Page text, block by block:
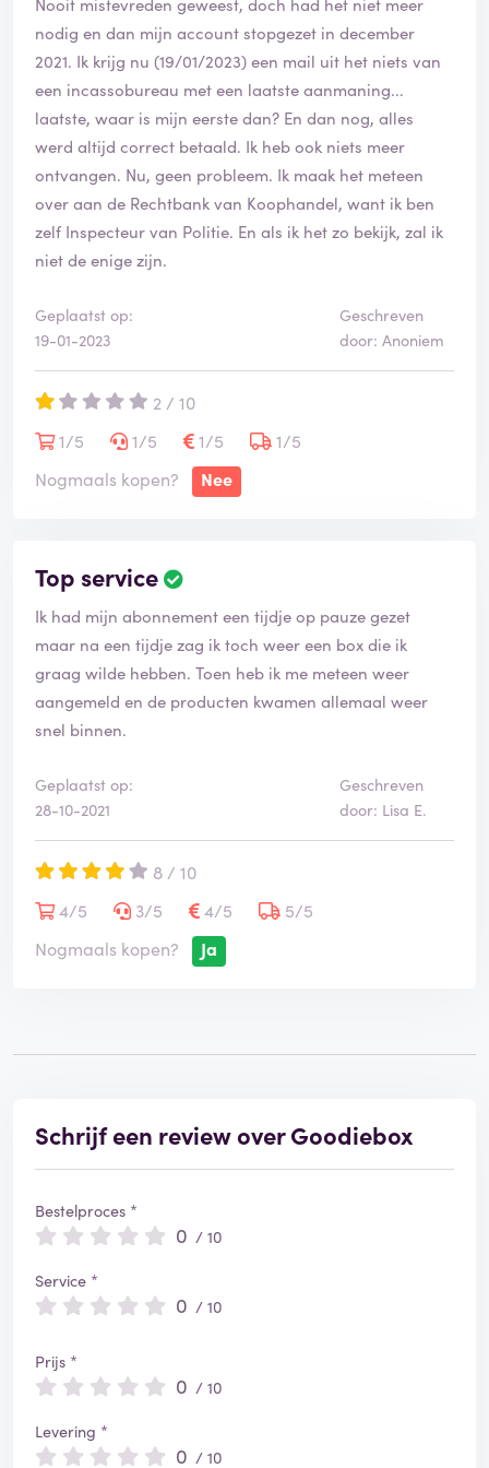
nodig en dan mijn account stopgezet in december
2021. Ik krijg nu (19/01/2023) een mail uit het niets van
een incassobureau met een laatste aanmaning...
laatste, waar is mijn eerste dan? En dan nog, alles
werd altijd correct betaald. Ik heb ook niets meer
ontvangen. Nu, geen probleem. Ik maak het meteen
over aan de Rechtbank van Koophandel, want ik ben
zelf Inspecteur van Politie. En als ik het zo bekijk, zal ik
niet de enige zijn.
Geplaatst op:
19-01-2023
Geschreven
door: Anoniem
2 / 10
1/5
1/5 1/5
1/5
Nogmaals kopen?
Nee
Top service
Ik had mijn abonnement een tijdje op pauze gezet
maar na een tijdje zag ik toch weer een box die ik
graag wilde hebben. Toen heb ik me meteen weer
aangemeld en de producten kwamen allemaal weer
snel binnen.
Geplaatst op:
28-10-2021
Geschreven
door: Lisa E.
8 / 10
4/5
3/5 4/5
5/5
Nogmaals kopen?
Ja
Schrijf een review over Goodiebox
Bestelproces *
0 / 10
Service *
0 / 10
Prijs *
0 / 10
Levering *
0 / 10